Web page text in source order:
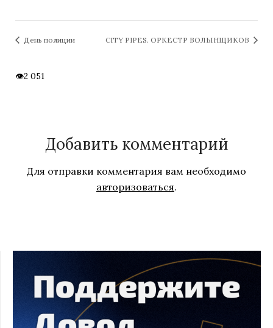
День полиции CITY PIPES. ОРКЕСТР ВОЛЫНЩИКОВ
2 051
Добавить комментарий
Для отправки комментария вам необходимо
авторизоваться.